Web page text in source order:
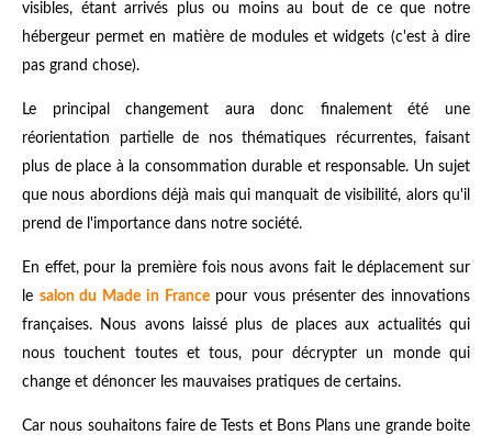
visibles, étant arrivés plus ou moins au bout de ce que notre
hébergeur permet en matière de modules et widgets (c'est à dire
pas grand chose).
Le principal changement aura donc finalement été une
réorientation partielle de nos thématiques récurrentes, faisant
plus de place à la consommation durable et responsable. Un sujet
que nous abordions déjà mais qui manquait de visibilité, alors qu'il
prend de l'importance dans notre société.
En effet, pour la première fois nous avons fait le déplacement sur
le salon du Made in Francepour vous présenter des innovations
françaises. Nous avons laissé plus de places aux actualités qui
nous touchent toutes et tous, pour décrypter un monde qui
change et dénoncer les mauvaises pratiques de certains.
Car nous souhaitons faire de Tests et Bons Plans une grande boite